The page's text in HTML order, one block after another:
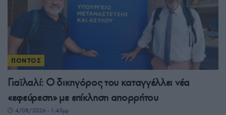
ΠΟΝΤΟΣ
Γιαϊλαλί: Ο δικηγόρος του καταγγέλλει νέα
«εφεύρεση» με επίκληση απορρήτου
4/08/2026 - 1:45μμ